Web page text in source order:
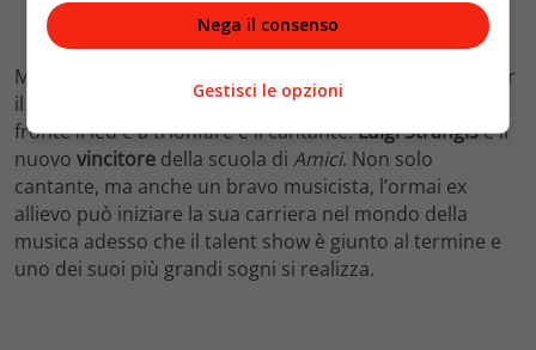
Michele e Luigi si sfidano a colpi di canzoni e balletti per
il titolo finale. I due allievi si mettono finalmente di
fronte il led e a trionfare è il cantante.Luigi Strangisè il
nuovo vincitore della scuola di Amici. Non solo
cantante, ma anche un bravo musicista, l’ormai ex
allievo può iniziare la sua carriera nel mondo della
musica adesso che il talent show è giunto al termine e
uno dei suoi più grandi sogni si realizza.
Nega il consenso
Gestisci le opzioni